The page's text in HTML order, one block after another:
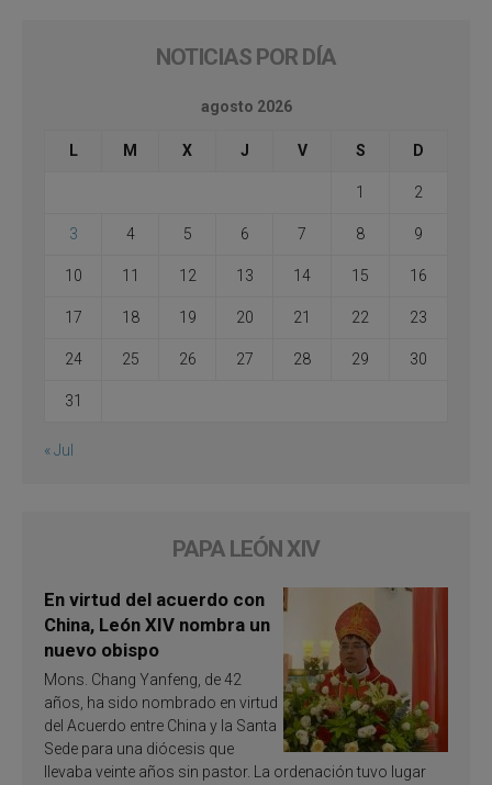
NOTICIAS POR DÍA
agosto 2026
L M X J V S D
1 2
3 4 5 6 7 8 9
10 11 12 13 14 15 16
17 18 19 20 21 22 23
24 25 26 27 28 29 30
31
« Jul
PAPA LEÓN XIV
En virtud del acuerdo con
China, León XIV nombra un
nuevo obispo
Mons. Chang Yanfeng, de 42
años, ha sido nombrado en virtud
del Acuerdo entre China y la Santa
Sede para una diócesis que
llevaba veinte años sin pastor. La ordenación tuvo lugar